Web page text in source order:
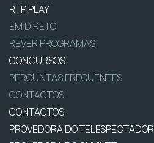
RTP PLAY
EM DIRETO
REVER PROGRAMAS
CONCURSOS
PERGUNTAS FREQUENTES
CONTACTOS
CONTACTOS
PROVEDORA DO TELESPECTADOR